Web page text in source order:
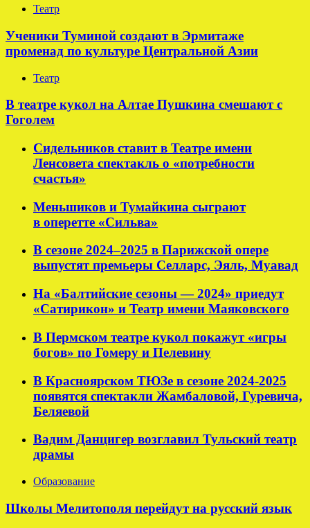
Театр
Ученики Туминой создают в Эрмитаже
променад по культуре Центральной Азии
Театр
В театре кукол на Алтае Пушкина смешают с
Гоголем
Сидельников ставит в Театре имени
Ленсовета спектакль о «потребности
счастья»
Меньшиков и Тумайкина сыграют
в оперетте «Сильва»
В сезоне 2024–2025 в Парижской опере
выпустят премьеры Селларс, Эяль, Муавад
На «Балтийские сезоны — 2024» приедут
«Сатирикон» и Театр имени Маяковского
В Пермском театре кукол покажут «игры
богов» по Гомеру и Пелевину
В Красноярском ТЮЗе в сезоне 2024-2025
появятся спектакли Жамбаловой, Гуревича,
Беляевой
Вадим Данцигер возглавил Тульский театр
драмы
Образование
Школы Мелитополя перейдут на русский язык